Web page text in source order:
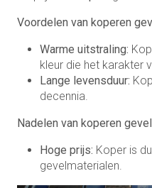
Voordelen van koperen
Warme uitstraling:
kleur die het karakter
Lange levensduur:
decennia.
Nadelen van koperen
Hoge prijs: Koper is
gevelmaterialen.